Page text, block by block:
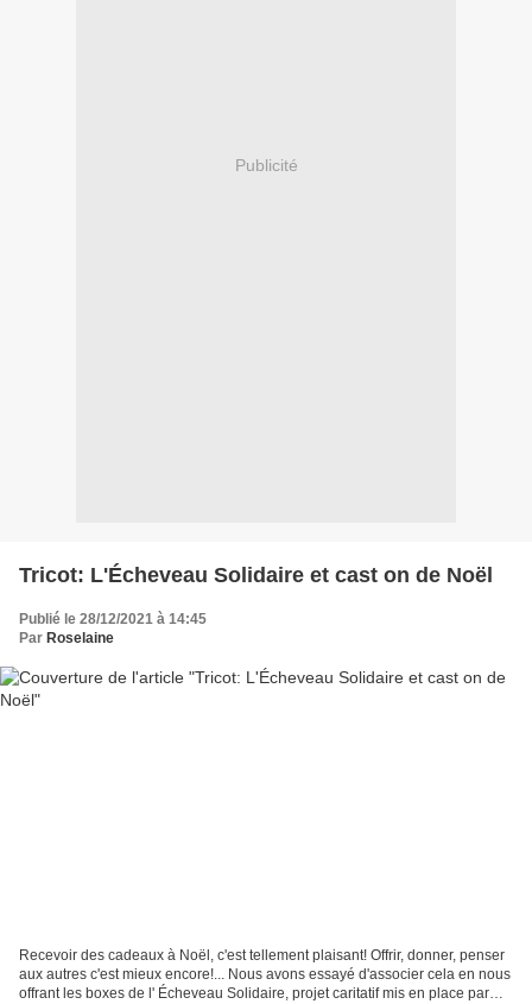
Publicité
Tricot: L'Écheveau Solidaire et cast on de Noël
Publié le 28/12/2021 à 14:45
Par Roselaine
Recevoir des cadeaux à Noël, c'est tellement plaisant! Offrir, donner, penser
aux autres c'est mieux encore!... Nous avons essayé d'associer cela en nous
offrant les boxes de l' Écheveau Solidaire, projet caritatif mis en place par